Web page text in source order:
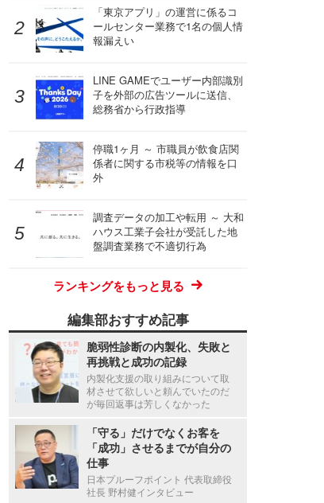
「東京アプリ」の運営に係るコ
ールセンター業務で1名の個人情
報漏えい
LINE GAMEでユーザー内部識別
子を外部の広告ツールに送信、
総務省から行政指導
停職1ヶ月 ～ 市職員が飲食店関
係者に関する市税等の情報を口
外
調査データの加工や転用 ～ 大和
ハウス工業子会社が受託した地
盤調査業務で不適切行為
ランキングをもっと見る
編集部おすすめ記事
脆弱性診断の内製化、失敗と
再挑戦と成功の記録
内製化支援の取り組みについて取
材させて欲しいと頼んでいたのだ
が毎回返事は芳しくなかった
「守る」だけでなくお客を
「成功」させるまでが自分の
仕事
日本プルーフポイント 代表取締役
社長 野村健インタビュー